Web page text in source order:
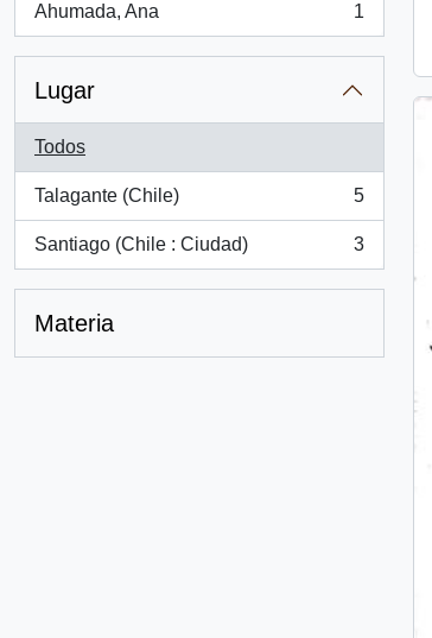
Ahumada, Ana
, 1 resultados
1
Lugar
Todos
Talagante (Chile)
, 5 resultados
5
Santiago (Chile : Ciudad)
, 3 resultados
3
Materia